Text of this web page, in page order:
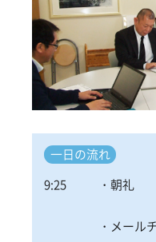
一日の流れ
9:25
・朝礼
・メール